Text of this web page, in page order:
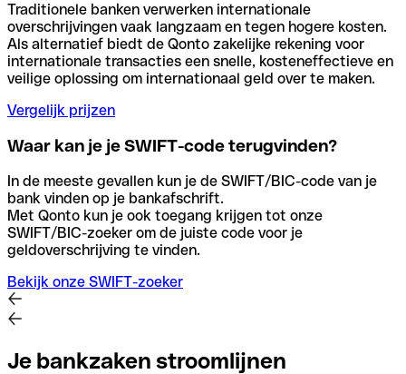
Traditionele banken verwerken internationale
overschrijvingen vaak langzaam en tegen hogere kosten.
Als alternatief biedt de Qonto zakelijke rekening voor
internationale transacties een snelle, kosteneffectieve en
veilige oplossing om internationaal geld over te maken.
Vergelijk prijzen
Waar kan je je SWIFT-code terugvinden?
In de meeste gevallen kun je de SWIFT/BIC-code van je
bank vinden op je bankafschrift.
Met Qonto kun je ook toegang krijgen tot onze
SWIFT/BIC-zoeker om de juiste code voor je
geldoverschrijving te vinden.
Bekijk onze SWIFT-zoeker
Je bankzaken stroomlijnen